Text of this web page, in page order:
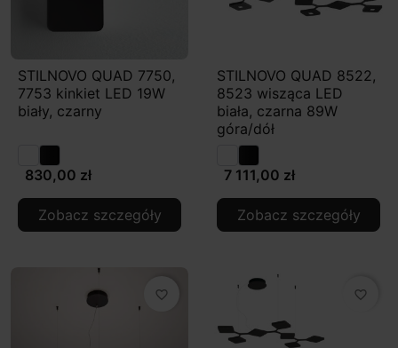
STILNOVO QUAD 7750,
7753 kinkiet LED 19W
biały, czarny
830,00 zł
Zobacz szczegóły
STILNOVO QUAD 8522,
8523 wisząca LED
biała, czarna 89W
góra/dół
7 111,00 zł
Zobacz szczegóły
favorite_border favorite_border